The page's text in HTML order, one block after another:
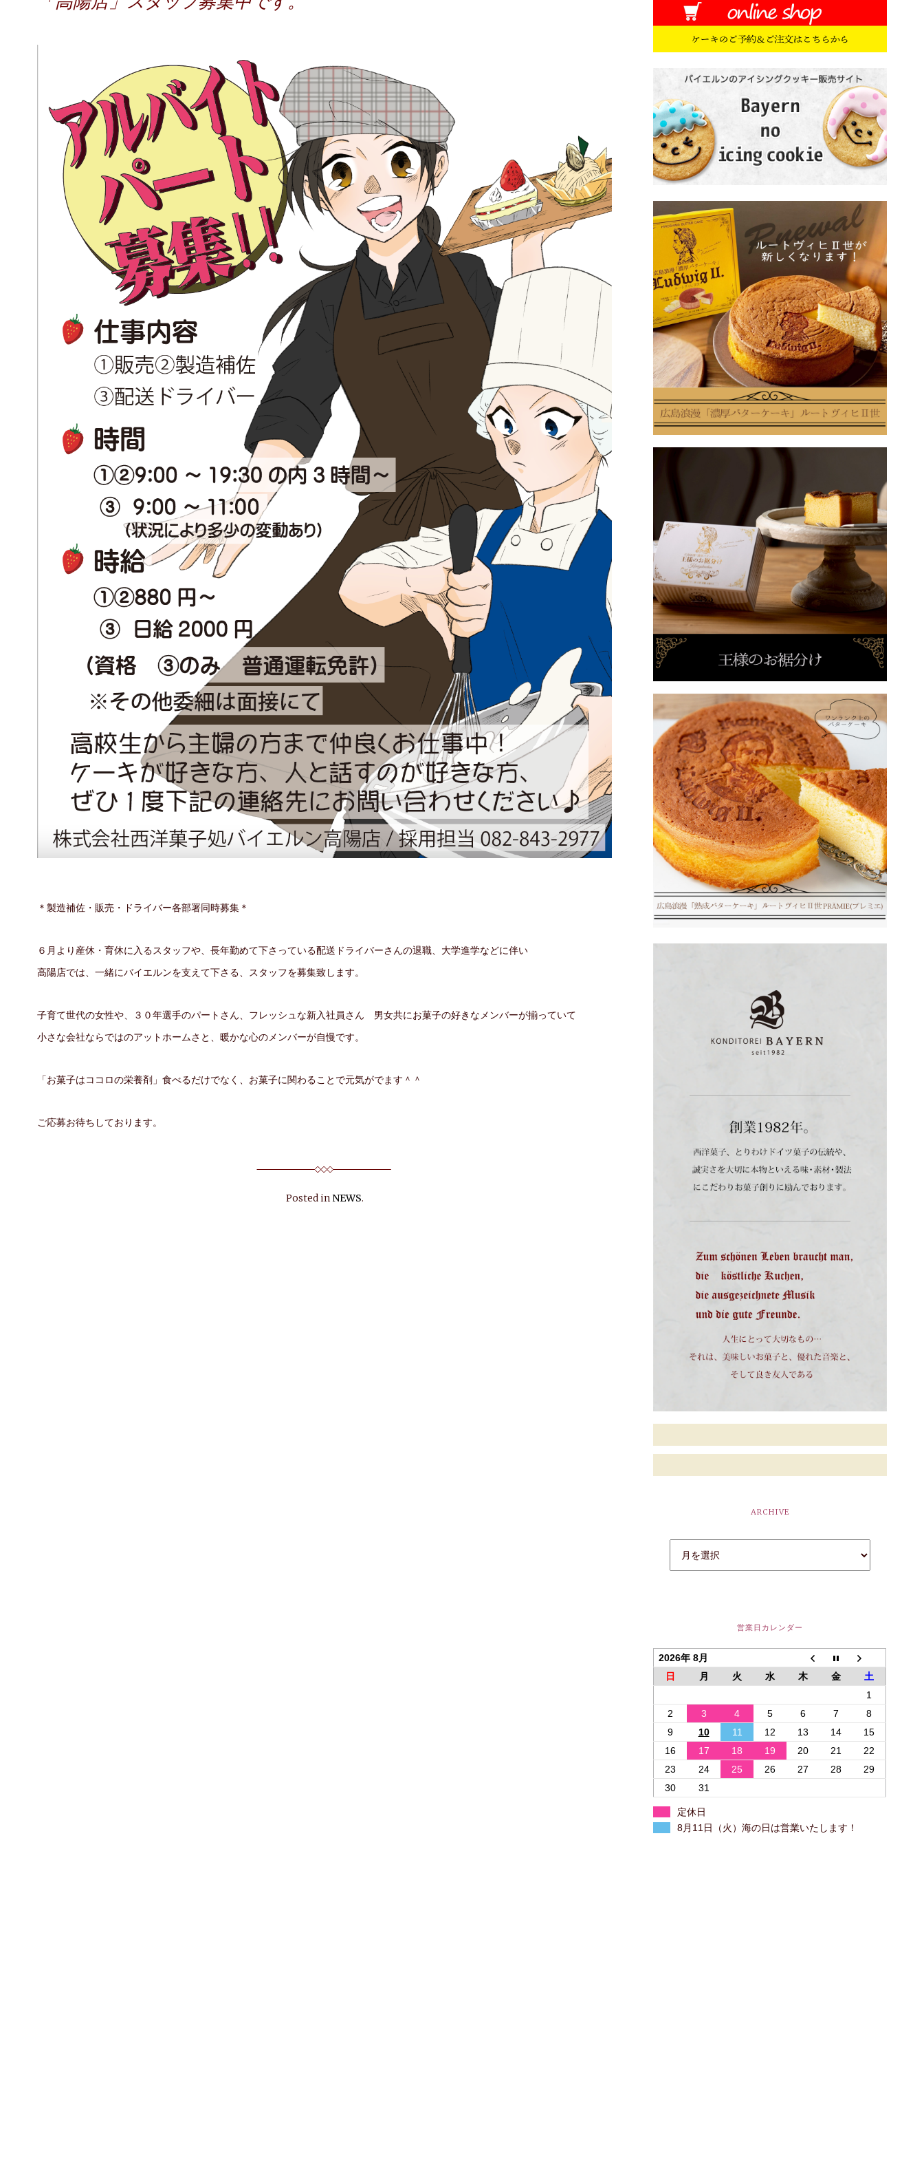
＊製造補佐・販売・ドライバー各部署同時募集＊
６月より産休・育休に入るスタッフや、長年勤めて下さっている配送ドライバーさんの退職、大学進学などに伴い
高陽店では、一緒にバイエルンを支えて下さる、スタッフを募集致します。
子育て世代の女性や、３０年選手のパートさん、フレッシュな新入社員さん 男女共にお菓子の好きなメンバーが揃っていて
小さな会社ならではのアットホームさと、暖かな心のメンバーが自慢です。
「お菓子はココロの栄養剤」食べるだけでなく、お菓子に関わることで元気がでます＾＾
ご応募お待ちしております。
Posted in NEWS.
ARCHIVE
営業日カレンダー
2026年 8月
日
月 火 水 木 金
土
1
2
3 4 5 6 7
8
9
10 11 12 13 14
15
16
17 18 19 20 21
22
23
24 25 26 27 28
29
30
31
定休日
8月11日（火）海の日は営業いたします！